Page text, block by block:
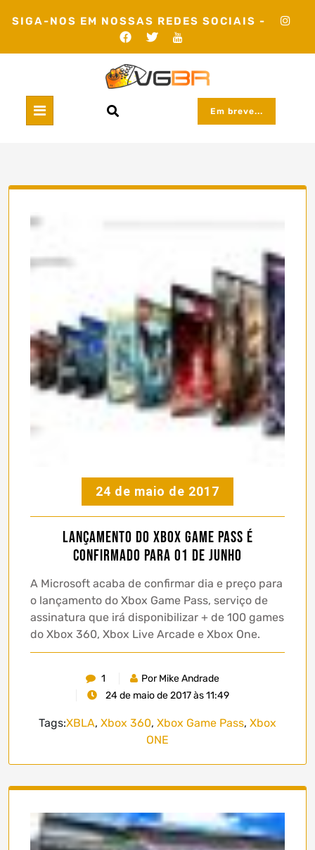
SIGA-NOS EM NOSSAS REDES SOCIAIS -
Em breve...
24 de maio de 2017
Lançamento do Xbox Game Pass é
confirmado para 01 de Junho
A Microsoft acaba de confirmar dia e preço para
o lançamento do Xbox Game Pass, serviço de
assinatura que irá disponibilizar + de 100 games
do Xbox 360, Xbox Live Arcade e Xbox One.
1
Por Mike Andrade
24 de maio de 2017 às 11:49
Tags:XBLA, Xbox 360, Xbox Game Pass, Xbox
ONE